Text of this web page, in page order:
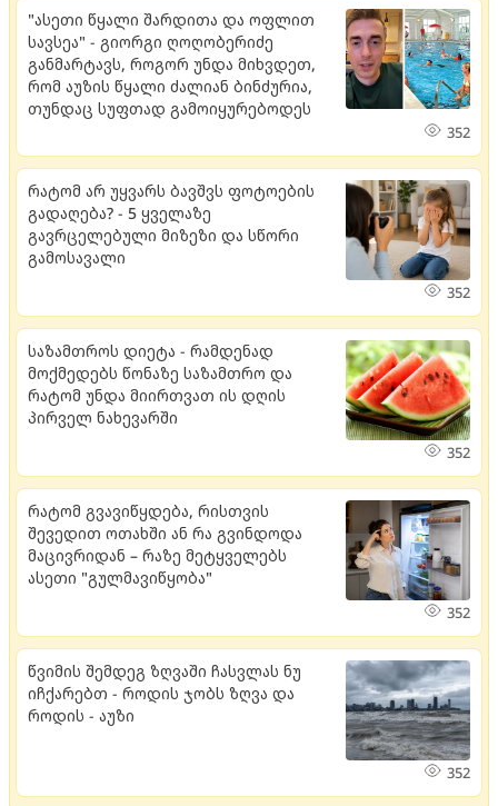
"ასეთი წყალი შარდითა და ოფლით
სავსეა" - გიორგი ღოღობერიძე
განმარტავს, როგორ უნდა მიხვდეთ,
რომ აუზის წყალი ძალიან ბინძურია,
თუნდაც სუფთად გამოიყურებოდეს
352
რატომ არ უყვარს ბავშვს ფოტოების
გადაღება? - 5 ყველაზე
გავრცელებული მიზეზი და სწორი
გამოსავალი
352
საზამთროს დიეტა - რამდენად
მოქმედებს წონაზე საზამთრო და
რატომ უნდა მიირთვათ ის დღის
პირველ ნახევარში
352
რატომ გვავიწყდება, რისთვის
შევედით ოთახში ან რა გვინდოდა
მაცივრიდან – რაზე მეტყველებს
ასეთი "გულმავიწყობა"
352
წვიმის შემდეგ ზღვაში ჩასვლას ნუ
იჩქარებთ - როდის ჯობს ზღვა და
როდის - აუზი
352